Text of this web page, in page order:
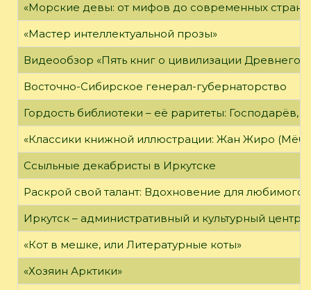
«Морские девы: от мифов до современных
«Мастер интеллектуальной прозы»
Видеообзор «Пять книг о цивилизации Древнего
Восточно-Сибирское генерал-губернаторство
Гордость библиотеки – её раритеты:
«Классики книжной иллюстрации: Жан Жиро
Ссыльные декабристы в Иркутске
Раскрой свой талант: Вдохновение для любимого
Иркутск – административный и культурный центр
«Кот в мешке, или Литературные коты»
«Хозяин Арктики»